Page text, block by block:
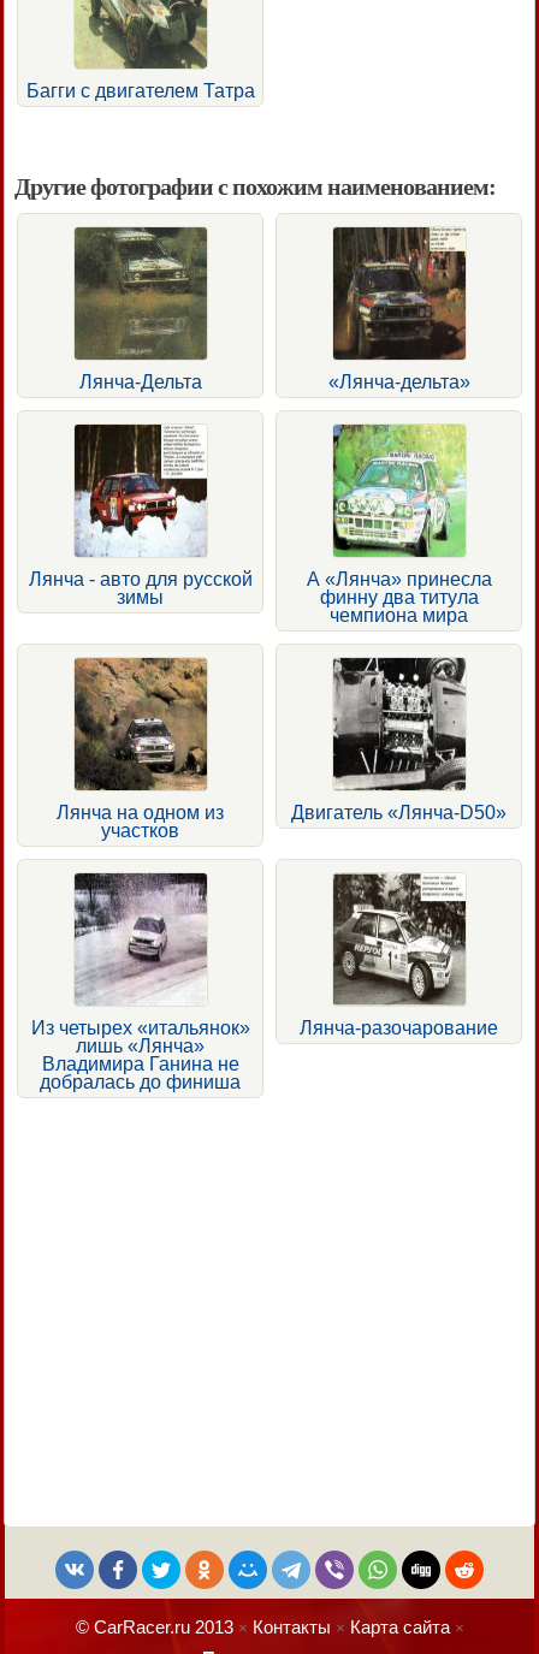
Багги с двигателем Татра
Другие фотографии с похожим наименованием:
Лянча-Дельта «Лянча-дельта»
Лянча - авто для русской
зимы
А «Лянча» принесла
финну два титула
чемпиона мира
Лянча на одном из
участков
Двигатель «Лянча-D50»
Из четырех «итальянок»
лишь «Лянча»
Владимира Ганина не
добралась до финиша
Лянча-разочарование
© CarRacer.ru 2013× Контакты × Карта сайта×